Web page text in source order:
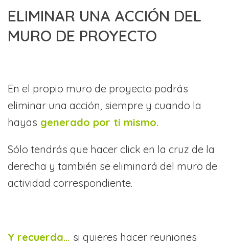
ELIMINAR UNA ACCIÓN DEL
MURO DE PROYECTO
En el propio muro de proyecto podrás
eliminar una acción, siempre y cuando la
hayas generado por ti mismo.
Sólo tendrás que hacer click en la cruz de la
derecha y también se eliminará del muro de
actividad correspondiente.
Y recuerda… si quieres hacer reuniones